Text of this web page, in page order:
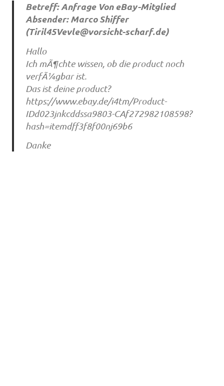
Betreff: Anfrage Von eBay-Mitglied
Absender: Marco Shiffer
(Tiril45Vevle@vorsicht-scharf.de)
Hallo
Ich mÃ¶chte wissen, ob die product noch
verfÃ¼gbar ist.
Das ist deine product?
https://www.ebay.de/i4tm/Product-
IDd023jnkcddssa9803-CAf272982108598?
hash=itemdff3f8f00nj69b6
Danke